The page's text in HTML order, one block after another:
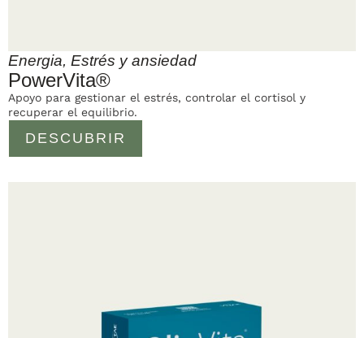
Energia, Estrés y ansiedad
PowerVita®
DESCUBRIR
Apoyo para gestionar el estrés, controlar el cortisol y
recuperar el equilibrio.